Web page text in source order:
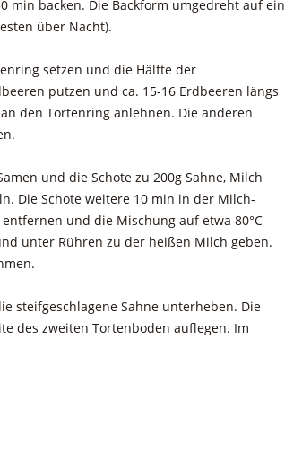
min backen. Die Backform umgedreht auf ein
über Nacht).
setzen und die Hälfte der
putzen und ca. 15-16 Erdbeeren längs
den Tortenring anlehnen. Die anderen
und die Schote zu 200g Sahne, Milch
Die Schote weitere 10 min in der Milch-
und die Mischung auf etwa 80°C
unter Rühren zu der heißen Milch geben.
steifgeschlagene Sahne unterheben. Die
des zweiten Tortenboden auflegen. Im